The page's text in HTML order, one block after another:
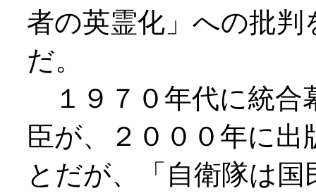
者の英霊化」への批
だ。
１９７０年代に統合
臣が、２０００年に
とだが、「自衛隊は